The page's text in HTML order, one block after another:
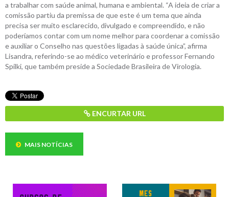
a trabalhar com saúde animal, humana e ambiental. “A ideia de criar a
comissão partiu da premissa de que este é um tema que ainda
precisa ser muito esclarecido, divulgado e compreendido, e não
poderíamos contar com um nome melhor para coordenar a comissão
e auxiliar o Conselho nas questões ligadas à saúde única”, afirma
Lisandra, referindo-se ao médico veterinário e professor Fernando
Spilki, que também preside a Sociedade Brasileira de Virologia.
ENCURTAR URL
MAIS NOTÍCIAS